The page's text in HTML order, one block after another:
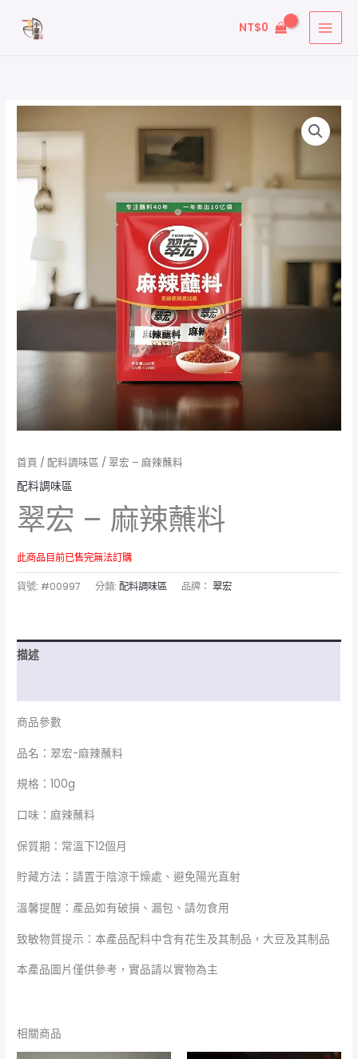
NT$0
首頁 /配料調味區 / 翠宏 – 麻辣蘸料
配料調味區
翠宏 – 麻辣蘸料
此商品目前已售完無法訂購
貨號: #00997 分類:配料調味區 品牌：翠宏
描述
商品參數
品名：翠宏-麻辣蘸料
規格：100g
口味：麻辣蘸料
保質期：常溫下12個月
貯藏方法：請置于陰涼干燥處、避免陽光直射
溫馨提醒：產品如有破損、漏包、請勿食用
致敏物質提示：本產品配料中含有花生及其制品，大豆及其制品
本產品圖片僅供參考，實品請以實物為主
相關商品
尋